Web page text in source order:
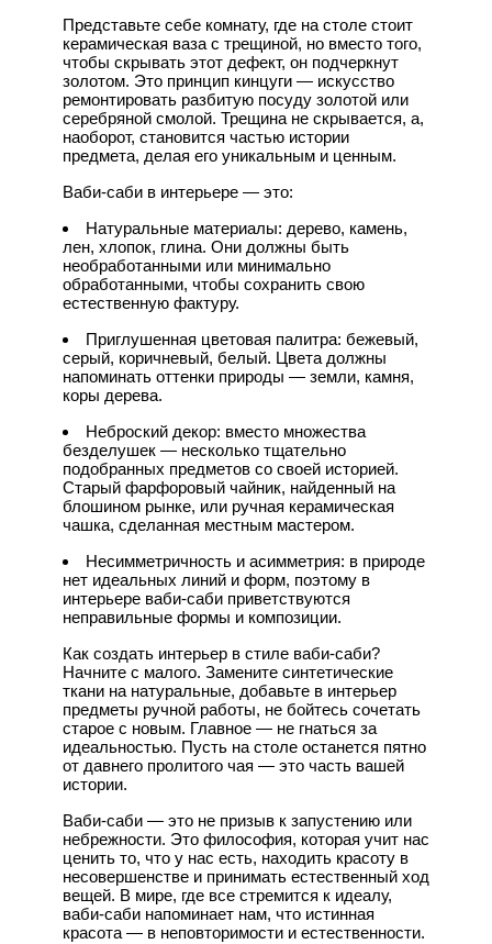
Представьте себе комнату, где на столе стоит
керамическая ваза с трещиной, но вместо того,
чтобы скрывать этот дефект, он подчеркнут
золотом. Это принцип кинцуги — искусство
ремонтировать разбитую посуду золотой или
серебряной смолой. Трещина не скрывается, а,
наоборот, становится частью истории
предмета, делая его уникальным и ценным.
Ваби-саби в интерьере — это:
Натуральные материалы: дерево, камень,
лен, хлопок, глина. Они должны быть
необработанными или минимально
обработанными, чтобы сохранить свою
естественную фактуру.
Приглушенная цветовая палитра: бежевый,
серый, коричневый, белый. Цвета должны
напоминать оттенки природы — земли, камня,
коры дерева.
Неброский декор: вместо множества
безделушек — несколько тщательно
подобранных предметов со своей историей.
Старый фарфоровый чайник, найденный на
блошином рынке, или ручная керамическая
чашка, сделанная местным мастером.
Несимметричность и асимметрия: в природе
нет идеальных линий и форм, поэтому в
интерьере ваби-саби приветствуются
неправильные формы и композиции.
Как создать интерьер в стиле ваби-саби?
Начните с малого. Замените синтетические
ткани на натуральные, добавьте в интерьер
предметы ручной работы, не бойтесь сочетать
старое с новым. Главное — не гнаться за
идеальностью. Пусть на столе останется пятно
от давнего пролитого чая — это часть вашей
истории.
Ваби-саби — это не призыв к запустению или
небрежности. Это философия, которая учит нас
ценить то, что у нас есть, находить красоту в
несовершенстве и принимать естественный ход
вещей. В мире, где все стремится к идеалу,
ваби-саби напоминает нам, что истинная
красота — в неповторимости и естественности.